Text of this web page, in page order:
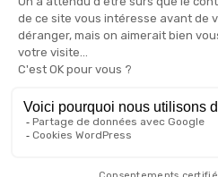
communication. Des produits
bonnes conditions et un impact